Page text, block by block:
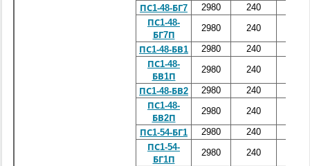
ПС1-48-БГ7 2980 240
ПС1-48-
БГ7П
2980 240
ПС1-48-БВ1 2980 240
ПС1-48-
БВ1П
2980 240
ПС1-48-БВ2 2980 240
ПС1-48-
БВ2П
2980 240
ПС1-54-БГ1 2980 240
ПС1-54-
БГ1П
2980 240